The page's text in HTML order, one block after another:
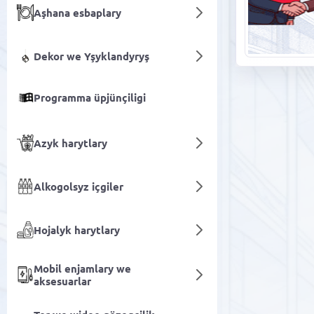
Aşhana esbaplary
Dekor we Yşyklandyryş
Programma üpjünçiligi
Azyk harytlary
Alkogolsyz içgiler
Hojalyk harytlary
Mobil enjamlary we
aksesuarlar